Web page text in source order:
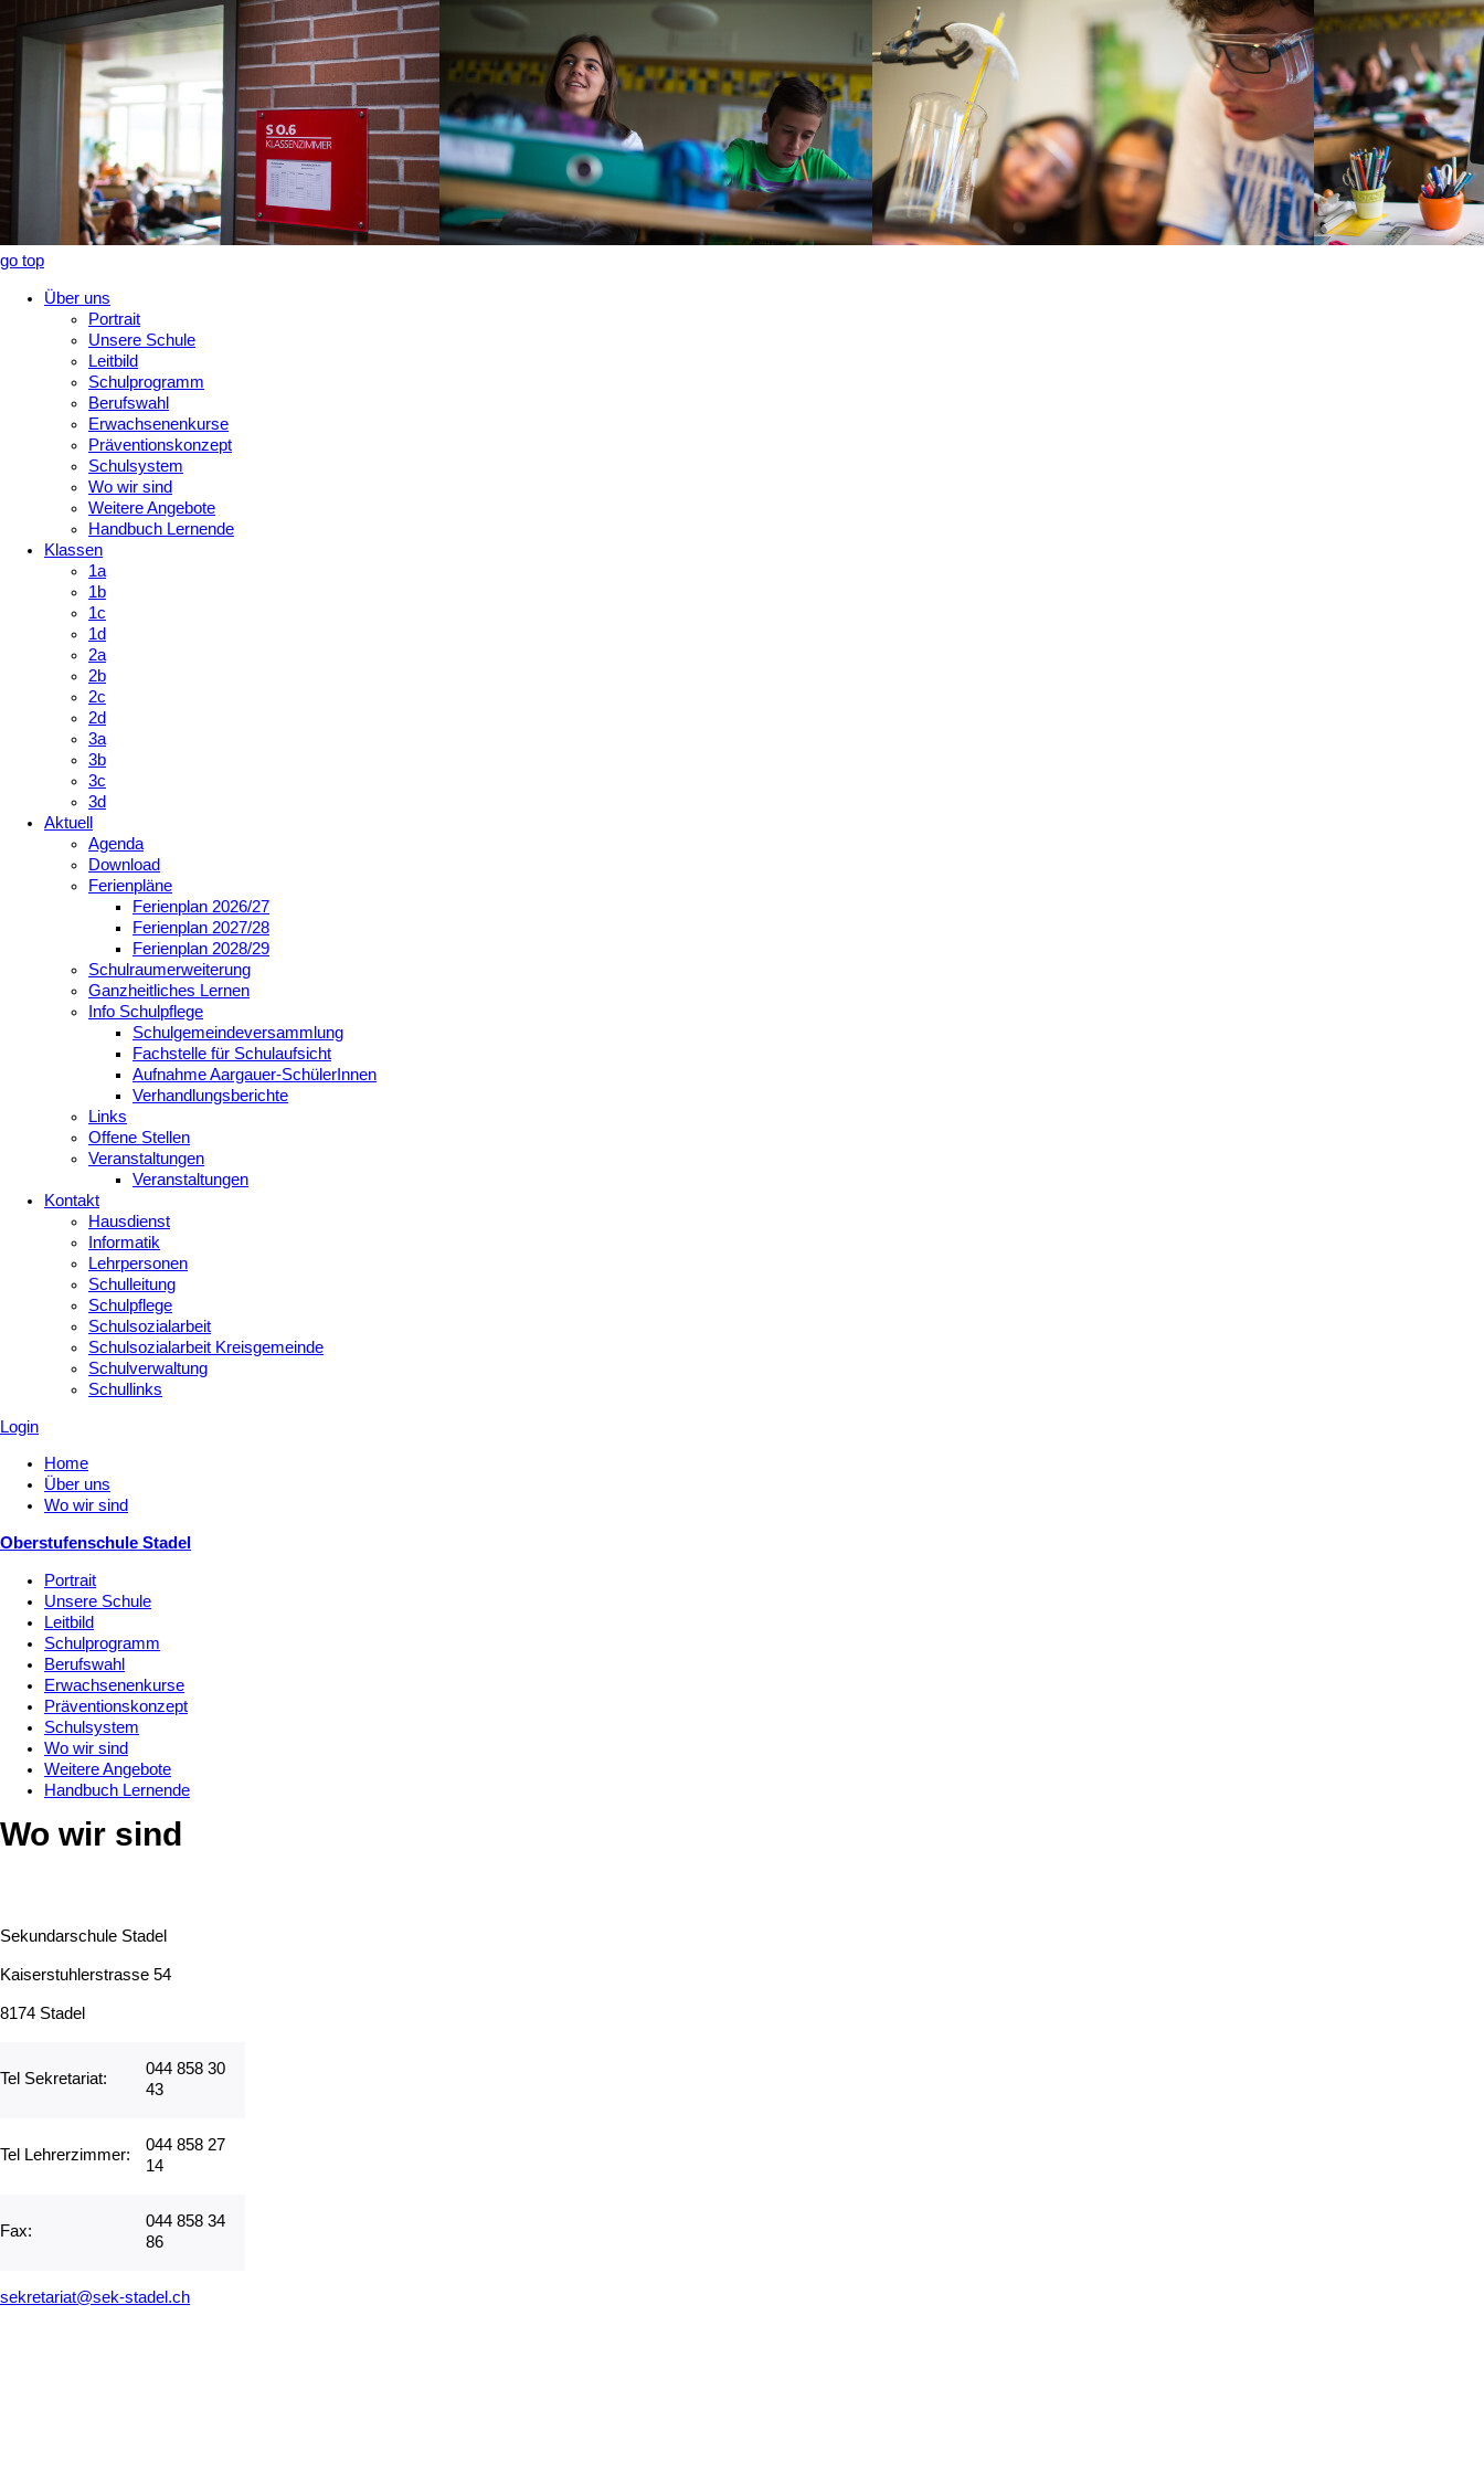
go top
Über uns
Portrait
Unsere Schule
Leitbild
Schulprogramm
Berufswahl
Erwachsenenkurse
Präventionskonzept
Schulsystem
Wo wir sind
Weitere Angebote
Handbuch Lernende
Klassen
1a
1b
1c
1d
2a
2b
2c
2d
3a
3b
3c
3d
Aktuell
Agenda
Download
Ferienpläne
Ferienplan 2026/27
Ferienplan 2027/28
Ferienplan 2028/29
Schulraumerweiterung
Ganzheitliches Lernen
Info Schulpflege
Schulgemeindeversammlung
Fachstelle für Schulaufsicht
Aufnahme Aargauer-SchülerInnen
Verhandlungsberichte
Links
Offene Stellen
Veranstaltungen
Veranstaltungen
Kontakt
Hausdienst
Informatik
Lehrpersonen
Schulleitung
Schulpflege
Schulsozialarbeit
Schulsozialarbeit Kreisgemeinde
Schulverwaltung
Schullinks
Login
Home
Über uns
Wo wir sind
Oberstufenschule Stadel
Portrait
Unsere Schule
Leitbild
Schulprogramm
Berufswahl
Erwachsenenkurse
Präventionskonzept
Schulsystem
Wo wir sind
Weitere Angebote
Handbuch Lernende
Wo wir sind
Sekundarschule Stadel
Kaiserstuhlerstrasse 54
8174 Stadel
Tel Sekretariat:
044 858 30
43
Tel Lehrerzimmer:
044 858 27
14
Fax:
044 858 34
86
sekretariat@sek-stadel.ch